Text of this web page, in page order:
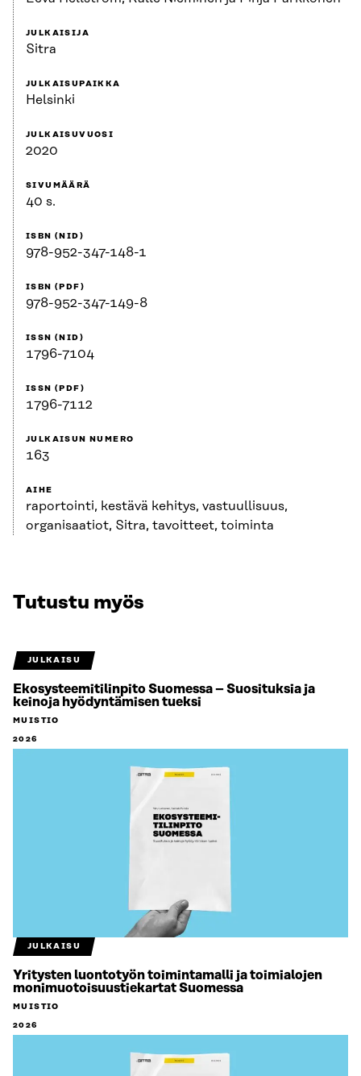
JULKAISIJA
Sitra
JULKAISUPAIKKA
Helsinki
JULKAISUVUOSI
2020
SIVUMÄÄRÄ
40 s.
ISBN (NID)
978-952-347-148-1
ISBN (PDF)
978-952-347-149-8
ISSN (NID)
1796-7104
ISSN (PDF)
1796-7112
JULKAISUN NUMERO
163
AIHE
raportointi, kestävä kehitys, vastuullisuus,
organisaatiot, Sitra, tavoitteet, toiminta
Tutustu myös
JULKAISU
Ekosysteemitilinpito Suomessa – Suosituksia ja
keinoja hyödyntämisen tueksi
MUISTIO
2026
JULKAISU
Yritysten luontotyön toimintamalli ja toimialojen
monimuotoisuustiekartat Suomessa
MUISTIO
2026